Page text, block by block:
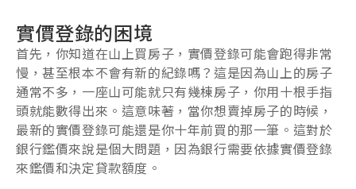
實價登錄的困境
首先，你知道在山上買房子，實價登錄可能會跑得非常
慢，甚至根本不會有新的紀錄嗎？這是因為山上的房子
通常不多，一座山可能就只有幾棟房子，你用十根手指
頭就能數得出來。這意味著，當你想賣掉房子的時候，
最新的實價登錄可能還是你十年前買的那一筆。這對於
銀行鑑價來說是個大問題，因為銀行需要依據實價登錄
來鑑價和決定貸款額度。